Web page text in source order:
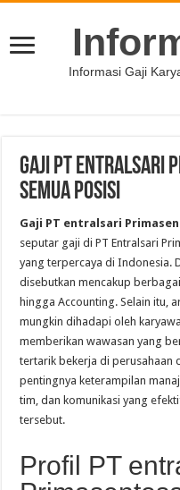
Informasi Gaji
Gaji PT entralsari
Semua Posisi
Gaji PT entralsari
seputar gaji di PT Entralsari
yang terpercaya di Indonesia.
disebutkan mencakup
hingga Accounting. Selain itu,
mungkin dihadapi oleh
memberikan wawasan yang
tertarik bekerja di perusahaan
pentingnya keterampilan
tim, dan komunikasi yang
tersebut.
Profil PT